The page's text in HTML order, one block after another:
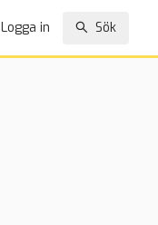
Logga in Sök